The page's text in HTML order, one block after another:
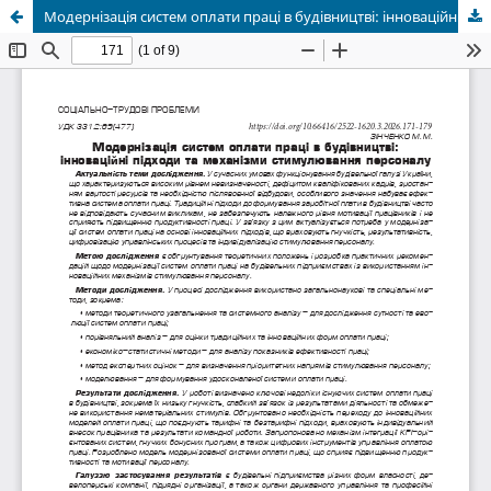
Модернізація систем оплати праці в будівництві: інноваційні підходи та механізми стимулювання персоналу